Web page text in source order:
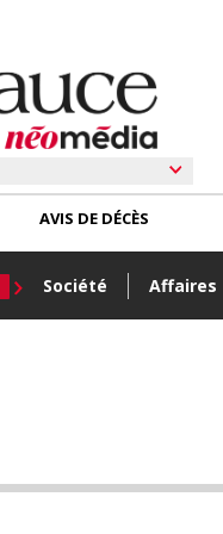
Société Affaires
AVIS DE DÉCÈS